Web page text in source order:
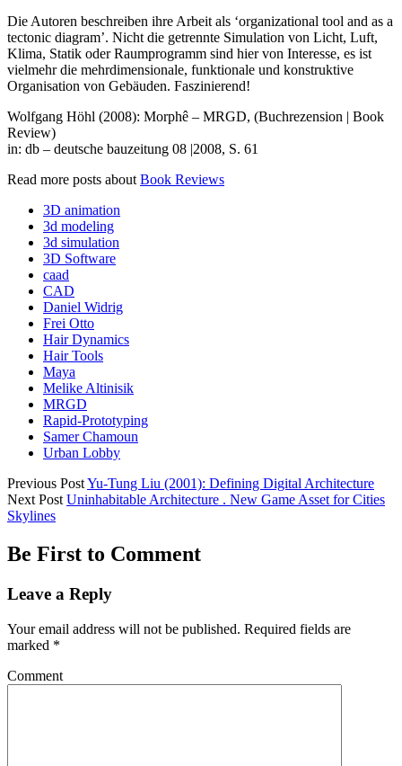
Die Autoren beschreiben ihre Arbeit als ‘organizational tool and as a
tectonic diagram’. Nicht die getrennte Simulation von Licht, Luft,
Klima, Statik oder Raumprogramm sind hier von Interesse, es ist
vielmehr die mehrdimensionale, funktionale und konstruktive
Organisation von Gebäuden. Faszinierend!
Wolfgang Höhl (2008): Morphê – MRGD, (Buchrezension | Book
Review)
in: db – deutsche bauzeitung 08 |2008, S. 61
Read more posts about Book Reviews
3D animation
3d modeling
3d simulation
3D Software
caad
CAD
Daniel Widrig
Frei Otto
Hair Dynamics
Hair Tools
Maya
Melike Altinisik
MRGD
Rapid-Prototyping
Samer Chamoun
Urban Lobby
Previous PostYu-Tung Liu (2001): Defining Digital Architecture
Next Post Uninhabitable Architecture . New Game Asset for Cities
Skylines
Be First to Comment
Leave a Reply
Your email address will not be published. Required fields are
marked *
Comment